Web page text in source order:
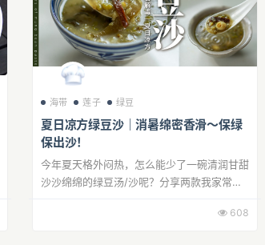
海带 莲子 绿豆
夏日凉方绿豆沙｜消暑绵密香滑～保绿
保出沙！
今年夏天格外闷热，怎么能少了一碗清润甘甜
沙沙绵绵的绿豆汤/沙呢？分享两款我家常做
皮绿豆沙」，不仅消暑降火，还能帮助身体温
608